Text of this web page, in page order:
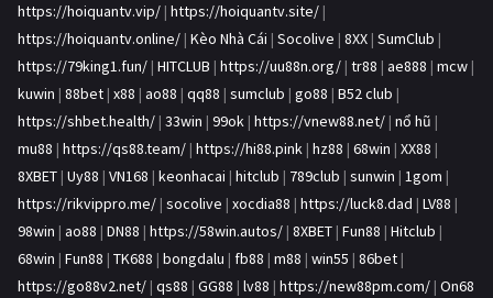
https://hoiquantv.vip/ | https://hoiquantv.site/ |
https://hoiquantv.online/ | Kèo Nhà Cái | Socolive | 8XX | SumClub |
https://79king1.fun/ | HITCLUB | https://uu88n.org/ | tr88 | ae888 | mcw |
kuwin | 88bet | x88 | ao88 | qq88 | sumclub | go88 | B52 club |
https://shbet.health/ | 33win | 99ok | https://vnew88.net/ | nổ hũ |
mu88 | https://qs88.team/ | https://hi88.pink | hz88 | 68win | XX88 |
8XBET | Uy88 | VN168 | keonhacai | hitclub | 789club | sunwin | 1gom |
https://rikvippro.me/ | socolive | xocdia88 | https://luck8.dad | LV88 |
98win | ao88 | DN88 | https://58win.autos/ | 8XBET | Fun88 | Hitclub |
68win | Fun88 | TK688 | bongdalu | fb88 | m88 | win55 | 86bet |
https://go88v2.net/ | qs88 | GG88 | lv88 | https://new88pm.com/ | On68